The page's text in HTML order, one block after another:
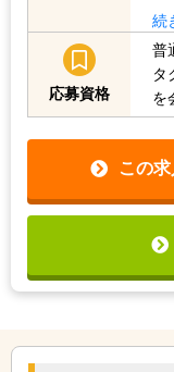
続
応募資格
普
タ
を
この